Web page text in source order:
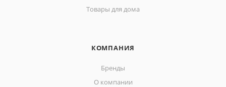
Товары для дома
КОМПАНИЯ
Бренды
О компании